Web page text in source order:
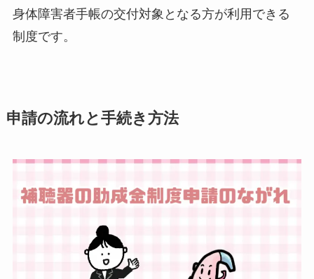
身体障害者手帳の交付対象となる方が利用できる
制度です。
申請の流れと手続き方法